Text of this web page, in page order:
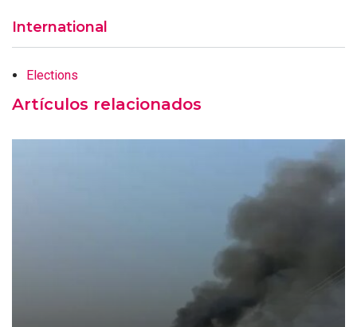
International
Elections
Artículos relacionados